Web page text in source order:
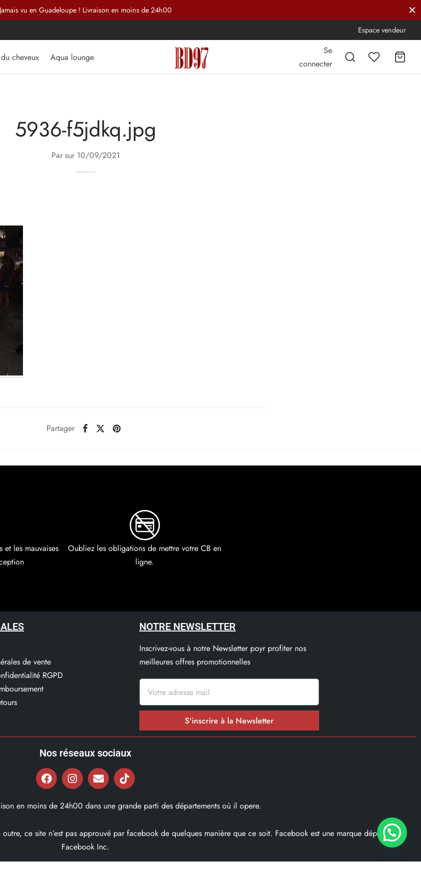
Jamais vu en Guadeloupe ! Livraison en moins de 24h00
Espace vendeur
cheveux Aqua lounge
Se
connecter
5936-f5jdkq.jpg
Par sur 10/09/2021
Partager
et les mauvaises
Oubliez les obligations de mettre votre CB en
ligne.
de vente
RGPD
NOTRE NEWSLETTER
Inscrivez-vous à notre Newsletter poyr profiter nos
meilleures offres promotionnelles
S'inscrire à la Newsletter
Nos réseaux sociaux
en moins de 24h00 dans une grande parti des départements où il opere.
ce site n’est pas approuvé par facebook de quelques manière que ce soit. Facebook est une marque déposé par
Facebook Inc.